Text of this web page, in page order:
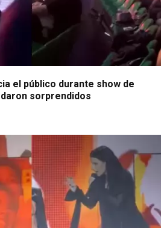
el público durante show de
sorprendidos